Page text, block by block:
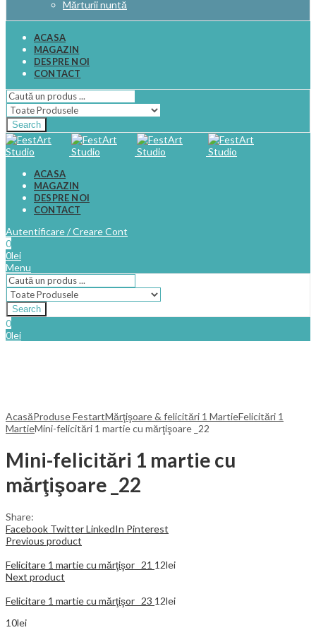
Mărturii nuntă
ACASA
MAGAZIN
DESPRE NOI
CONTACT
Search
ACASA
MAGAZIN
DESPRE NOI
CONTACT
Autentificare / Creare Cont
0
0lei
Menu
Search
0
0lei
AcasăProduse FestartMărţişoare & felicitări 1 MartieFelicitări 1
MartieMini-felicitări 1 martie cu mărţişoare _22
Mini-felicitări 1 martie cu
mărţişoare _22
Share:
Facebook TwitterLinkedIn Pinterest
Previous product
Felicitare 1 martie cu mărţişor _21 12lei
Next product
Felicitare 1 martie cu mărţişor _23 12lei
10lei